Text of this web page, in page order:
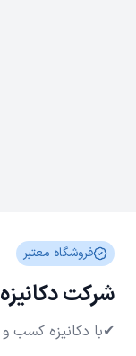
فروشگاه معتبر
شرکت دکانیزه